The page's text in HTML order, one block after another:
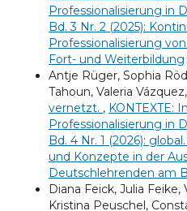
Professionalisierung in
Bd. 3 Nr. 2 (2025):
Professionalisierung
Fort- und Weiterbildung
Antje Rüger, Sophia
Tahoun, Valeria
vernetzt. , KONTEXTE:
Professionalisierung in
Bd. 4 Nr. 1 (2026):
und Konzepte in der
Deutschlehrenden am
Diana Feick, Julia
Kristina Peuschel,